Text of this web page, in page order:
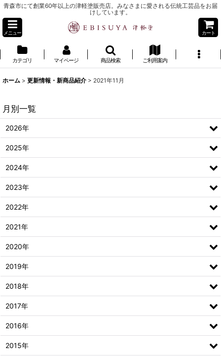
青森市にて創業60年以上の津軽塗販売店。みなさまに愛される伝統工芸品をお届
けしています。
メニュー カート
カテゴリ マイページ 商品検索 ご利用案内
ホーム > 更新情報・新商品紹介 > 2021年11月
月別一覧
2026年
2025年
2024年
2023年
2022年
2021年
2020年
2019年
2018年
2017年
2016年
2015年